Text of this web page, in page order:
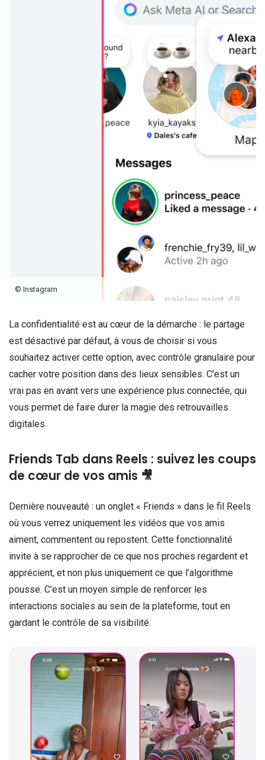
© Instagram
La confidentialité est au cœur de la démarche : le partage
est désactivé par défaut, à vous de choisir si vous
souhaitez activer cette option, avec contrôle granulaire pour
cacher votre position dans des lieux sensibles. C’est un
vrai pas en avant vers une expérience plus connectée, qui
vous permet de faire durer la magie des retrouvailles
digitales.
Friends Tab dans Reels : suivez les coups
de cœur de vos amis 🎥
Dernière nouveauté : un onglet « Friends » dans le fil Reels
où vous verrez uniquement les vidéos que vos amis
aiment, commentent ou repostent. Cette fonctionnalité
invite à se rapprocher de ce que nos proches regardent et
apprécient, et non plus uniquement ce que l’algorithme
pousse. C’est un moyen simple de renforcer les
interactions sociales au sein de la plateforme, tout en
gardant le contrôle de sa visibilité.